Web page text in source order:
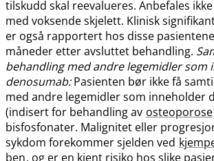
tilskudd skal reevalueres. Anbefales
med voksende skjelett. Klinisk
er også rapportert hos disse
måneder etter avsluttet behandling.
behandling med andre legemidler som
denosumab:Pasienten bør ikke få
med andre legemidler som inneholder
(indisert for behandling av osteoporose
bisfosfonater. Malignitet eller
sykdom forekommer sjelden ved
ben, og er en kjent risiko hos slike